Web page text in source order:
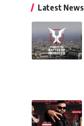
Latest News